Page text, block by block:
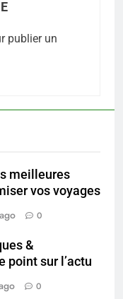
publier un
meilleures
vos voyages
0
&
point sur l’actu
0
grâce à The
chez les